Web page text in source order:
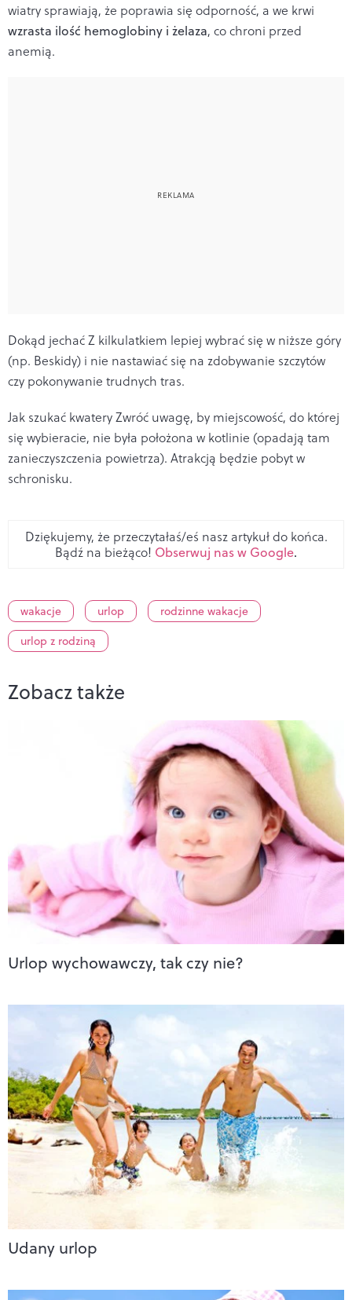
wiatry sprawiają, że poprawia się odporność, a we krwi
wzrasta ilość hemoglobiny i żelaza, co chroni przed
anemią.
Dokąd jechaćZ kilkulatkiem lepiej wybrać się w niższe góry
(np. Beskidy) i nie nastawiać się na zdobywanie szczytów
czy pokonywanie trudnych tras.
Jak szukać kwateryZwróć uwagę, by miejscowość, do której
się wybieracie, nie była położona w kotlinie (opadają tam
zanieczyszczenia powietrza). Atrakcją będzie pobyt w
schronisku.
Dziękujemy, że przeczytałaś/eś nasz artykuł do końca.
Bądź na bieżąco! Obserwuj nas w Google.
wakacje urlop
rodzinne wakacje
urlop z rodziną
Zobacz także
Urlop wychowawczy, tak czy nie?
Udany urlop